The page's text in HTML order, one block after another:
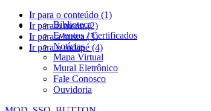
Ir para o conteúdo (1)
Ir para o menu (2)
Ir para a busca (3)
Ir para o rodapé (4)
Biblioteca
Eventos / Certificados
Notícias
Mapa Virtual
Mural Eletrônico
Fale Conosco
Ouvidoria